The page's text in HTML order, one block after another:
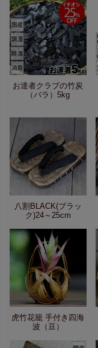
お達者クラブの竹炭
（バラ）5kg
八割BLACK(ブラッ
ク)24～25cm
虎竹花籠 手付き四海
波（豆）